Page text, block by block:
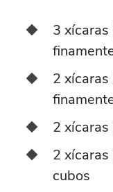
3
2
2
2
cubos